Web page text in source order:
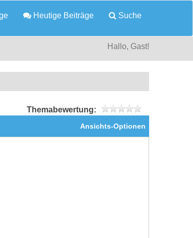
Heutige Beiträge Suche
Hallo, Gast!
Themabewertung:
Ansichts-Optionen